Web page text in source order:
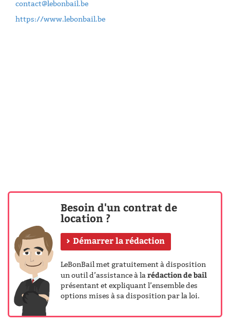
contact@lebonbail.be
https://www.lebonbail.be
Besoin d'un contrat de
location ?
Démarrer la rédaction
LeBonBail met gratuitement à disposition
un outil d’assistance à larédaction de bail
présentant et expliquant l’ensemble des
options mises à sa disposition par la loi.